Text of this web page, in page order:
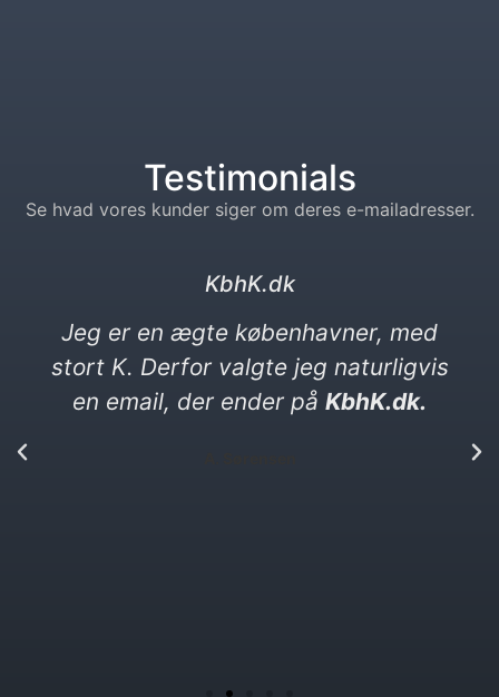
Testimonials
Se hvad vores kunder siger om deres e-mailadresser.
kebabser. dk
Jeg elsker kebab og vittigheder. Min
nye e-mail må gerne være en
vittighed. Den ender på kebabser. dk​